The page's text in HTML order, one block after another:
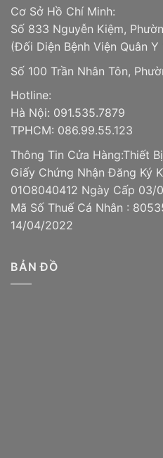
Cơ Sở Hồ Chí Minh:
Số 833 Nguyễn Kiệm,
(Đối Diện Bệnh Viện Quân Y
Số 100 Trần Nhân Tôn,
Hotline:
Hà Nội: 091.535.7879
TPHCM: 086.99.55.123
Thông Tin Cửa Hàng:Thiết
Giấy Chứng Nhận Đăng Ký
01O8040412 Ngày Cấp 03/
Mã Số Thuế Cá Nhân :
14/04/2022
BẢN ĐỒ